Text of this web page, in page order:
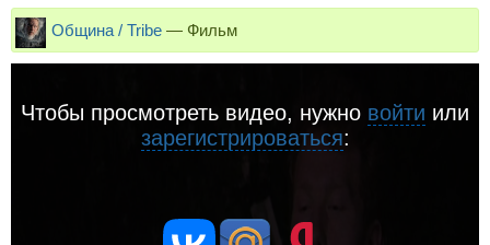
Община / Tribe — Фильм
Чтобы просмотреть видео, нужно войти или
зарегистрироваться: